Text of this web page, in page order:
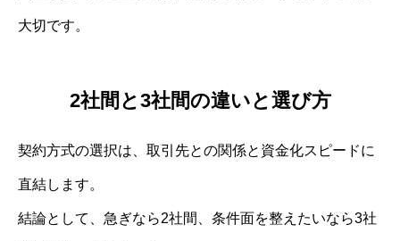
大切です。
2社間と3社間の違いと選び方
契約方式の選択は、取引先との関係と資金化スピードに
直結します。
結論として、急ぎなら2社間、条件面を整えたいなら3社